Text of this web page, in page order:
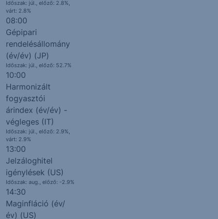
Időszak: júl., előző: 2.8%,
várt: 2.8%
08:00
Gépipari
rendelésállomány
(év/év) (JP)
Időszak: júl., előző: 52.7%
10:00
Harmonizált
fogyasztói
árindex (év/év) -
végleges (IT)
Időszak: júl., előző: 2.9%,
várt: 2.9%
13:00
Jelzáloghitel
igénylések (US)
Időszak: aug., előző: -2.9%
14:30
Maginfláció (év/
év) (US)